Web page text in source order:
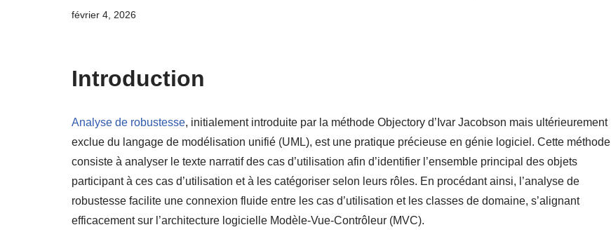
février 4, 2026
Introduction
Analyse de robustesse, initialement introduite par la méthode Objectory d’Ivar Jacobson mais ultérieurement
exclue du langage de modélisation unifié (UML), est une pratique précieuse en génie logiciel. Cette méthode
consiste à analyser le texte narratif des cas d’utilisation afin d’identifier l’ensemble principal des objets
participant à ces cas d’utilisation et à les catégoriser selon leurs rôles. En procédant ainsi, l’analyse de
robustesse facilite une connexion fluide entre les cas d’utilisation et les classes de domaine, s’alignant
efficacement sur l’architecture logicielle Modèle-Vue-Contrôleur (MVC).